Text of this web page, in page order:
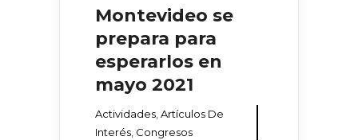
Montevideo se
prepara para
esperarlos en
mayo 2021
Actividades,Artículos De
Interés, Congresos